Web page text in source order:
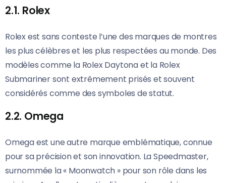
2.1. Rolex
Rolex est sans conteste l’une des marques de montres
les plus célèbres et les plus respectées au monde. Des
modèles comme la Rolex Daytona et la Rolex
Submariner sont extrêmement prisés et souvent
considérés comme des symboles de statut.
2.2. Omega
Omega est une autre marque emblématique, connue
pour sa précision et son innovation. La Speedmaster,
surnommée la « Moonwatch » pour son rôle dans les